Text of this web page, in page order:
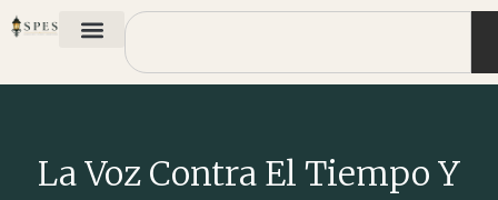
La Voz Contra El Tiempo Y